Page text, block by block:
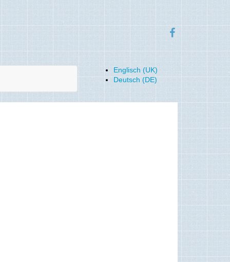
Englisch (UK)
Deutsch (DE)